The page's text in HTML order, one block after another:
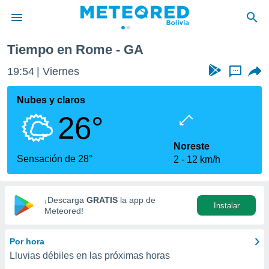
de
ha
calidad.
a este
las
y
digital
basada
Tiempo en Rome - GA
19:54 Viernes ...
Nubes y claros
26°
Sensación de 28°
Noreste
2
12 km/h
¡Descarga GRATIS la app de
Meteored!
Instalar
Por hora
Lluvias débiles en las próximas horas